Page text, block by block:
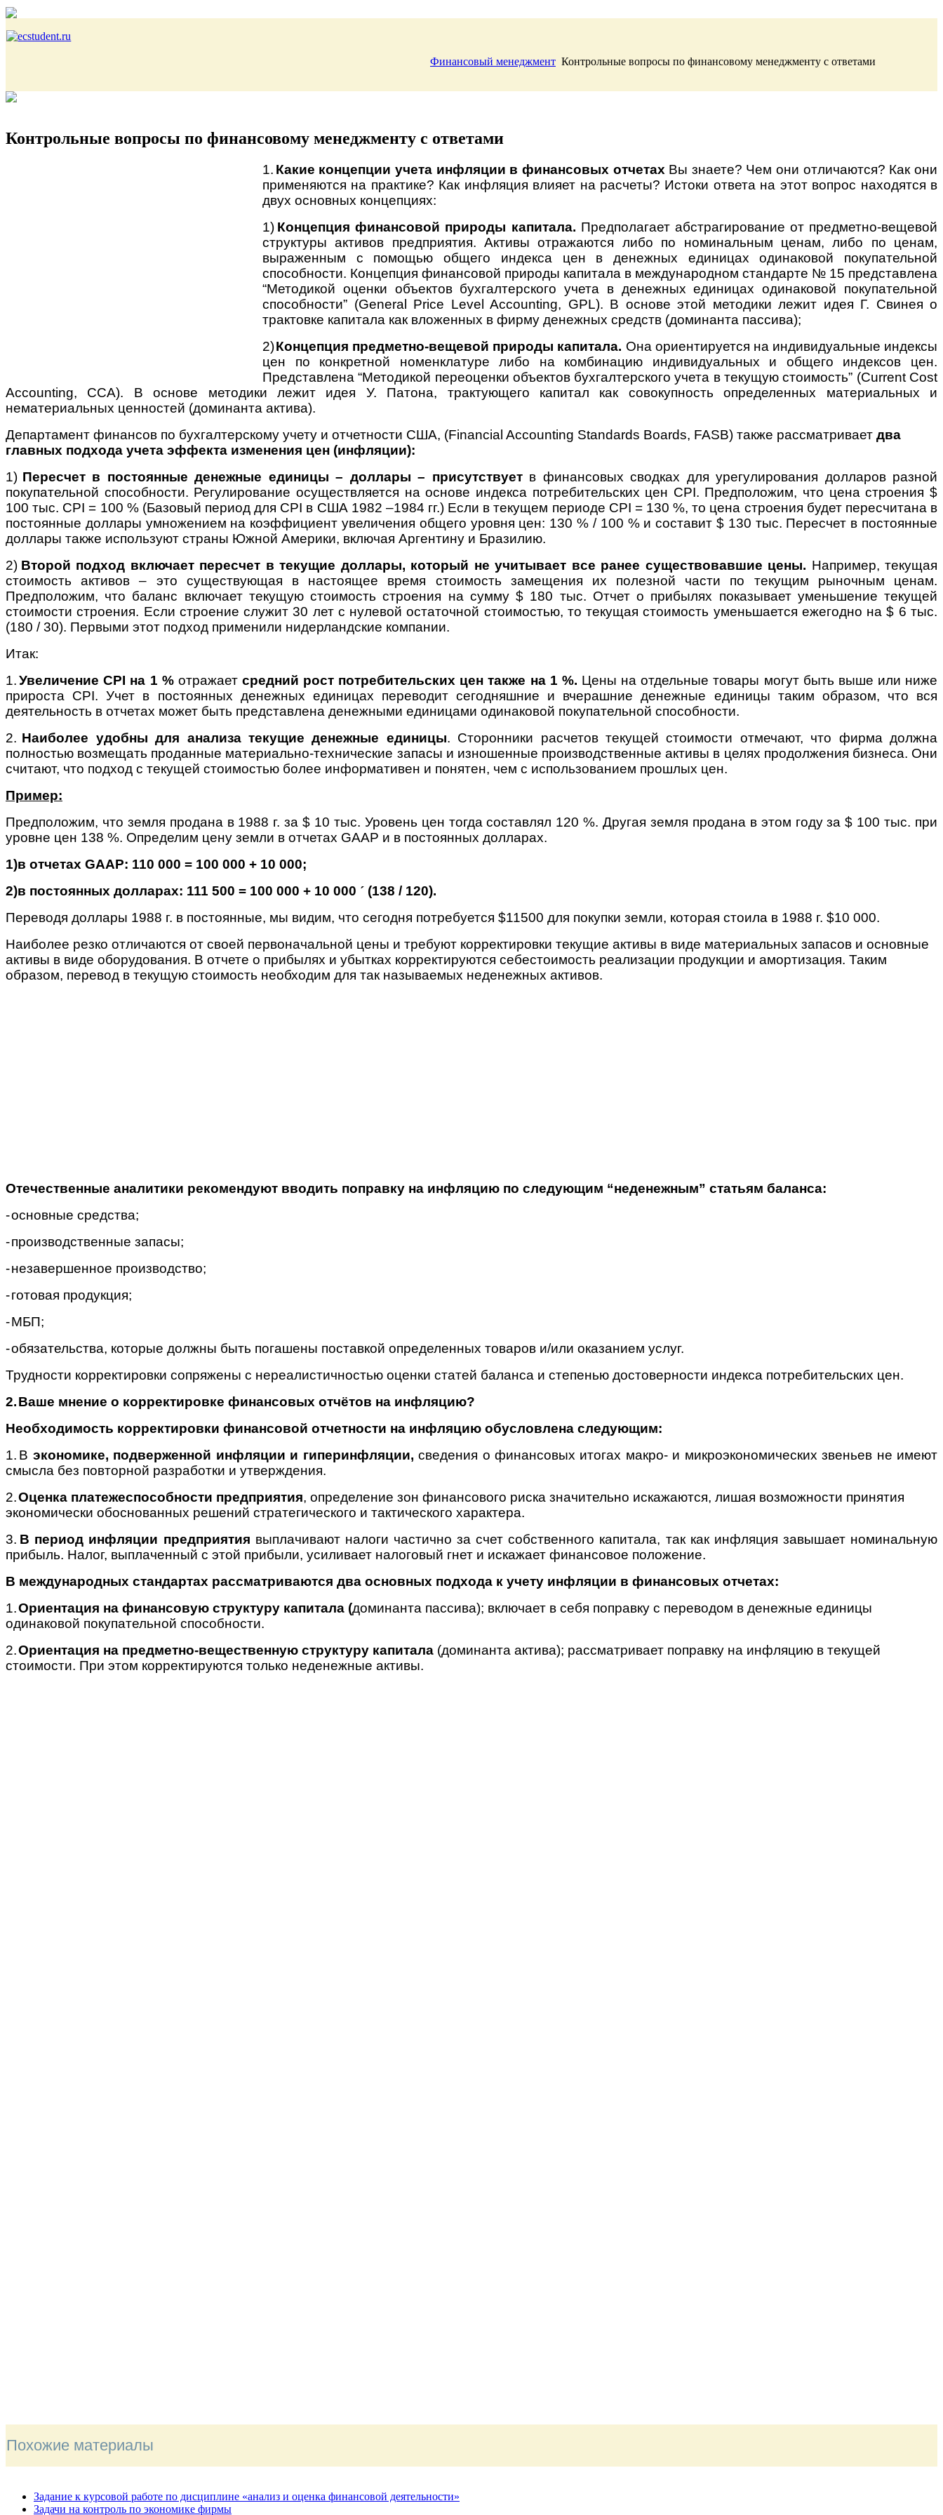
Финансовый менеджмент Контрольные вопросы по финансовому менеджменту с ответами
Контрольные вопросы по финансовому менеджменту с ответами
1. Какие концепции учета инфляции в финансовых отчетах Вы знаете? Чем они отличаются? Как они
применяются на практике? Как инфляция влияет на расчеты? Истоки ответа на этот вопрос находятся в
двух основных концепциях:
1) Концепция финансовой природы капитала. Предполагает абстрагирование от предметно-вещевой
структуры активов предприятия. Активы отражаются либо по номинальным ценам, либо по ценам,
выраженным с помощью общего индекса цен в денежных единицах одинаковой покупательной
способности. Концепция финансовой природы капитала в международном стандарте № 15 представлена
“Методикой оценки объектов бухгалтерского учета в денежных единицах одинаковой покупательной
способности” (General Price Level Accounting, GPL). В основе этой методики лежит идея Г. Свинея о
трактовке капитала как вложенных в фирму денежных средств (доминанта пассива);
2)Концепция предметно-вещевой природы капитала. Она ориентируется на индивидуальные индексы
цен по конкретной номенклатуре либо на комбинацию индивидуальных и общего индексов цен.
Представлена “Методикой переоценки объектов бухгалтерского учета в текущую стоимость” (Current Cost
Accounting, CCA). В основе методики лежит идея У. Патона, трактующего капитал как совокупность определенных материальных и
нематериальных ценностей (доминанта актива).
Департамент финансов по бухгалтерскому учету и отчетности США, (Financial Accounting Standards Boards, FASB) также рассматривает два
главных подхода учета эффекта изменения цен (инфляции):
1) Пересчет в постоянные денежные единицы – доллары – присутствуетв финансовых сводках для урегулирования долларов разной
покупательной способности. Регулирование осуществляется на основе индекса потребительских цен CPI. Предположим, что цена строения $
100 тыс. CPI = 100 % (Базовый период для CPI в США 1982 –1984 гг.) Если в текущем периоде CPI = 130 %, то цена строения будет пересчитана в
постоянные доллары умножением на коэффициент увеличения общего уровня цен: 130 % / 100 % и составит $ 130 тыс. Пересчет в постоянные
доллары также используют страны Южной Америки, включая Аргентину и Бразилию.
2) Второй подход включает пересчет в текущие доллары, который не учитывает все ранее существовавшие цены. Например, текущая
стоимость активов – это существующая в настоящее время стоимость замещения их полезной части по текущим рыночным ценам.
Предположим, что баланс включает текущую стоимость строения на сумму $ 180 тыс. Отчет о прибылях показывает уменьшение текущей
стоимости строения. Если строение служит 30 лет с нулевой остаточной стоимостью, то текущая стоимость уменьшается ежегодно на $ 6 тыс.
(180 / 30). Первыми этот подход применили нидерландские компании.
Итак:
1.Увеличение CPI на 1 %отражает средний рост потребительских цен также на 1 %. Цены на отдельные товары могут быть выше или ниже
прироста CPI. Учет в постоянных денежных единицах переводит сегодняшние и вчерашние денежные единицы таким образом, что вся
деятельность в отчетах может быть представлена денежными единицами одинаковой покупательной способности.
2. Наиболее удобны для анализа текущие денежные единицы. Сторонники расчетов текущей стоимости отмечают, что фирма должна
полностью возмещать проданные материально-технические запасы и изношенные производственные активы в целях продолжения бизнеса. Они
считают, что подход с текущей стоимостью более информативен и понятен, чем с использованием прошлых цен.
Пример:
Предположим, что земля продана в 1988 г. за $ 10 тыс. Уровень цен тогда составлял 120 %. Другая земля продана в этом году за $ 100 тыс. при
уровне цен 138 %. Определим цену земли в отчетах GAAP и в постоянных долларах.
1)в отчетах GAAP: 110 000 = 100 000 + 10 000;
2)в постоянных долларах: 111 500 = 100 000 + 10 000 ´ (138 / 120).
Переводя доллары 1988 г. в постоянные, мы видим, что сегодня потребуется $11500 для покупки земли, которая стоила в 1988 г. $10 000.
Наиболее резко отличаются от своей первоначальной цены и требуют корректировки текущие активы в виде материальных запасов и основные
активы в виде оборудования. В отчете о прибылях и убытках корректируются себестоимость реализации продукции и амортизация. Таким
образом, перевод в текущую стоимость необходим для так называемых неденежных активов.
Отечественные аналитики рекомендуют вводить поправку на инфляцию по следующим “неденежным” статьям баланса:
-основные средства;
-производственные запасы;
-незавершенное производство;
-готовая продукция;
-МБП;
-обязательства, которые должны быть погашены поставкой определенных товаров и/или оказанием услуг.
Трудности корректировки сопряжены с нереалистичностью оценки статей баланса и степенью достоверности индекса потребительских цен.
2.Ваше мнение о корректировке финансовых отчётов на инфляцию?
Необходимость корректировки финансовой отчетности на инфляцию обусловлена следующим:
1. В экономике, подверженной инфляции и гиперинфляции, сведения о финансовых итогах макро- и микроэкономических звеньев не имеют
смысла без повторной разработки и утверждения.
2.Оценка платежеспособности предприятия, определение зон финансового риска значительно искажаются, лишая возможности принятия
экономически обоснованных решений стратегического и тактического характера.
3. В период инфляции предприятия выплачивают налоги частично за счет собственного капитала, так как инфляция завышает номинальную
прибыль. Налог, выплаченный с этой прибыли, усиливает налоговый гнет и искажает финансовое положение.
В международных стандартах рассматриваются два основных подхода к учету инфляции в финансовых отчетах:
1.Ориентация на финансовую структуру капитала (доминанта пассива); включает в себя поправку с переводом в денежные единицы
одинаковой покупательной способности.
2.Ориентация на предметно-вещественную структуру капитала (доминанта актива); рассматривает поправку на инфляцию в текущей
стоимости. При этом корректируются только неденежные активы.
Похожие материалы
Задание к курсовой работе по дисциплине «анализ и оценка финансовой деятельности»
Задачи на контроль по экономике фирмы